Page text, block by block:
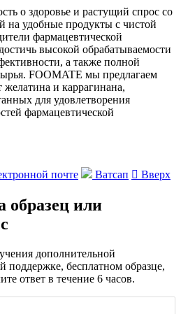
о здоровье и растущий спрос со
на удобные продукты с чистой
фармацевтической
высокой обрабатываемости
а также полной
FOOMATE мы предлагаем
и каррагинана,
для удовлетворения
фармацевтической
почте Ватсап  Вверх
образец или
дополнительной
поддержке, бесплатном образце,
ответ в течение 6 часов.